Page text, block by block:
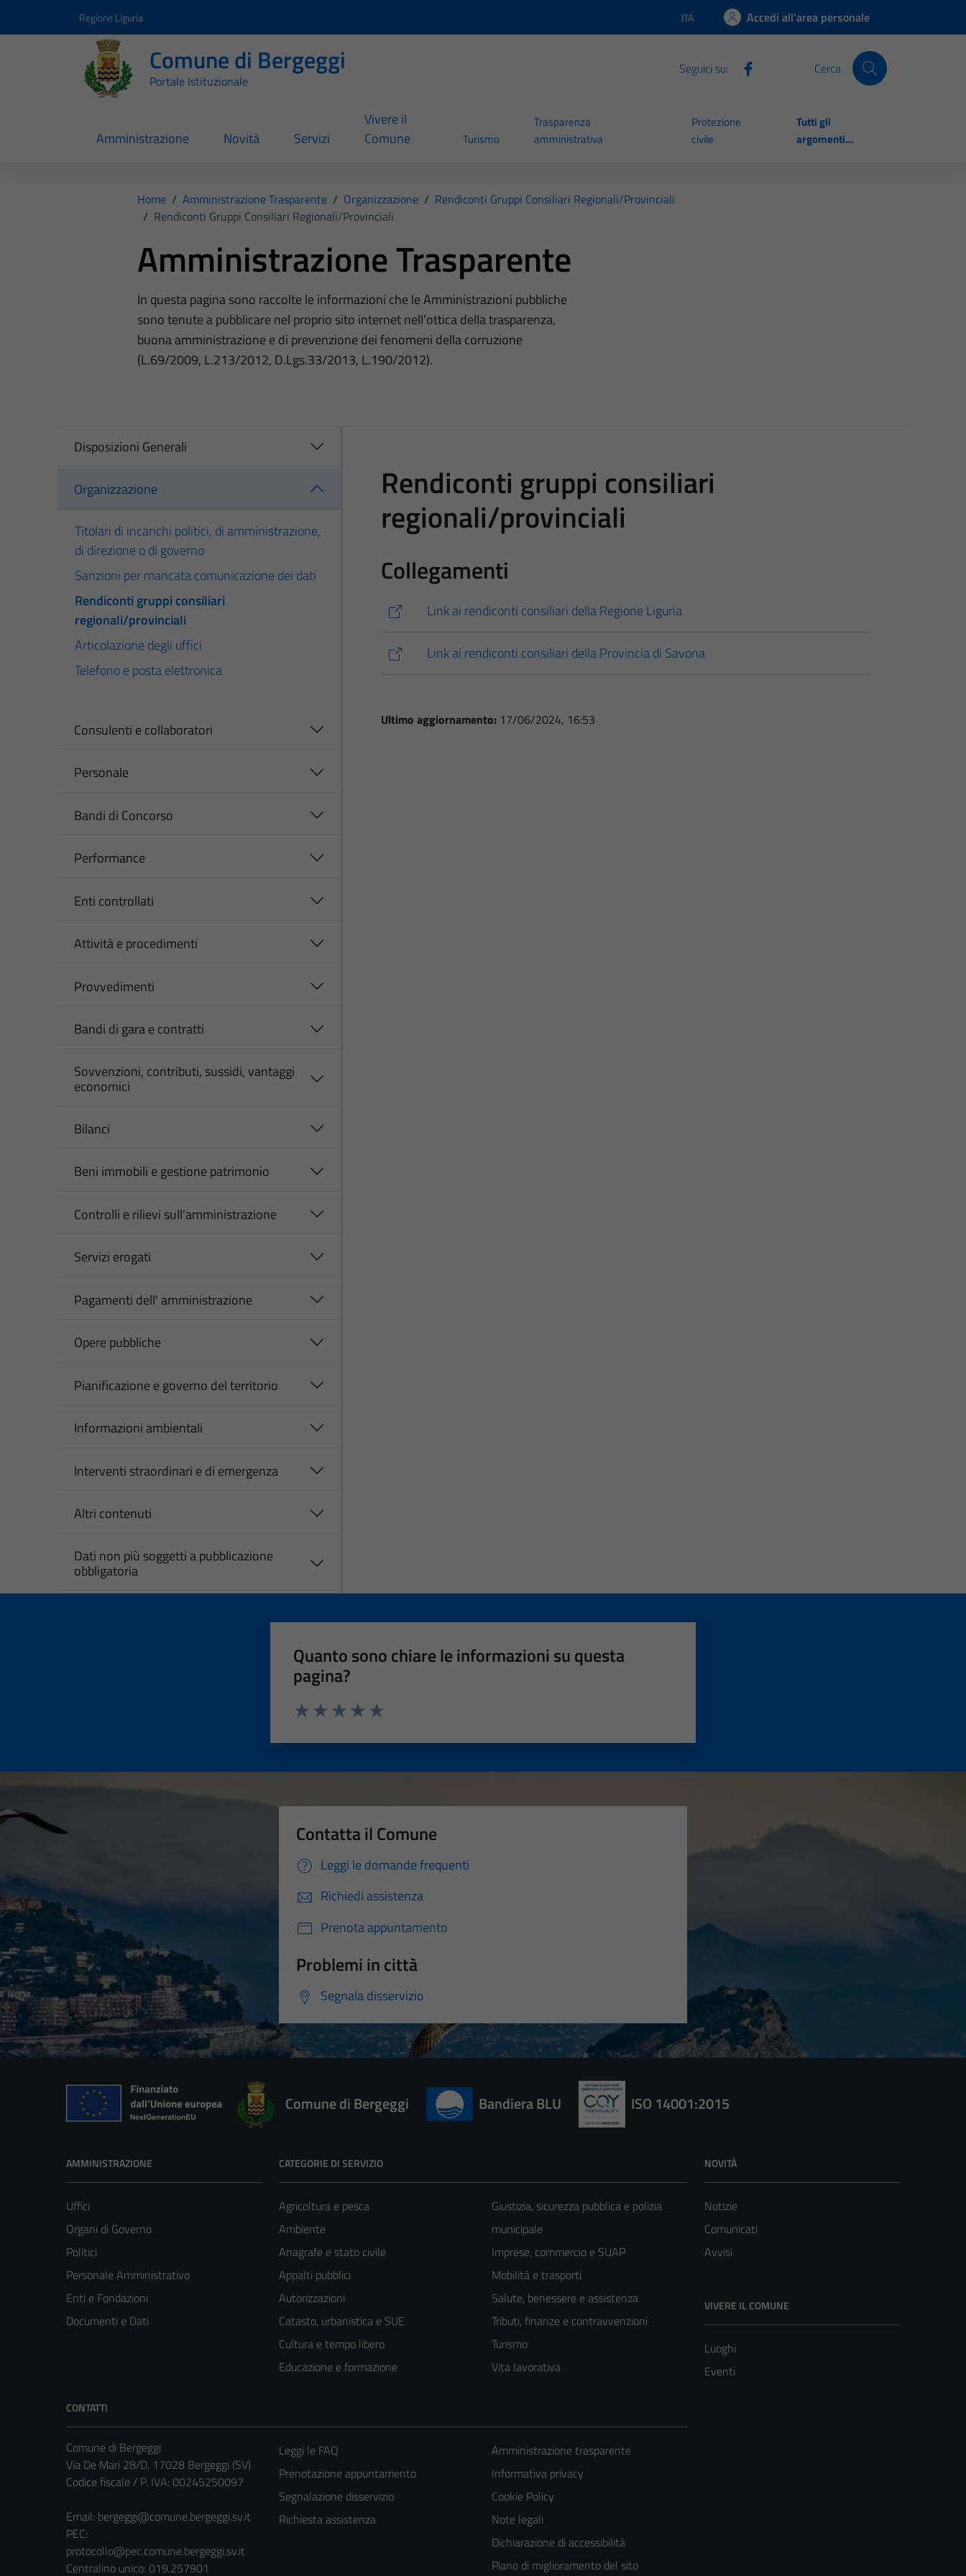
Regione Liguria Lingua attiva:
ITA Accedi all'area personale
Comune di Bergeggi
Portale Istituzionale
Seguici su: Cerca
Amministrazione Novità Servizi
Vivere il
Comune
Turismo
Trasparenza
amministrativa
Protezione
civile
Tutti gli
argomenti...
Home / Amministrazione Trasparente / Organizzazione / Rendiconti Gruppi Consiliari Regionali/provinciali
/ Rendiconti Gruppi Consiliari Regionali/provinciali
Amministrazione Trasparente
In questa pagina sono raccolte le informazioni che le Amministrazioni pubbliche
sono tenute a pubblicare nel proprio sito internet nell’ottica della trasparenza,
buona amministrazione e di prevenzione dei fenomeni della corruzione
(L.69/2009, L.213/2012, D.Lgs.33/2013, L.190/2012).
Disposizioni Generali
Organizzazione
Titolari di incarichi politici, di amministrazione,
di direzione o di governo
Sanzioni per mancata comunicazione dei dati
Rendiconti gruppi consiliari
regionali/provinciali
Articolazione degli uffici
Telefono e posta elettronica
Consulenti e collaboratori
Personale
Bandi di Concorso
Performance
Enti controllati
Attività e procedimenti
Provvedimenti
Bandi di gara e contratti
Sovvenzioni, contributi, sussidi, vantaggi
economici
Bilanci
Beni immobili e gestione patrimonio
Controlli e rilievi sull'amministrazione
Servizi erogati
Pagamenti dell' amministrazione
Opere pubbliche
Pianificazione e governo del territorio
Informazioni ambientali
Interventi straordinari e di emergenza
Altri contenuti
Dati non più soggetti a pubblicazione
obbligatoria
Rendiconti gruppi consiliari
regionali/provinciali
Collegamenti
Link ai rendiconti consiliari della Regione Liguria
Link ai rendiconti consiliari della Provincia di Savona
Ultimo aggiornamento: 17/06/2024, 16:53
Quanto sono chiare le informazioni su questa
pagina?
Contatta il Comune
Leggi le domande frequenti
Richiedi assistenza
Prenota appuntamento
Problemi in città
Segnala disservizio
Comune di Bergeggi Bandiera BLU ISO 14001:2015
AMMINISTRAZIONE
Uffici
Organi di Governo
Politici
Personale Amministrativo
Enti e Fondazioni
Documenti e Dati
CATEGORIE DI SERVIZIO
Agricoltura e pesca
Ambiente
Anagrafe e stato civile
Appalti pubblici
Autorizzazioni
Catasto, urbanistica e SUE
Cultura e tempo libero
Educazione e formazione
Giustizia, sicurezza pubblica e polizia
municipale
Imprese, commercio e SUAP
Mobilità e trasporti
Salute, benessere e assistenza
Tributi, finanze e contravvenzioni
Turismo
Vita lavorativa
NOVITÀ
Notizie
Comunicati
Avvisi
VIVERE IL COMUNE
Luoghi
Eventi
CONTATTI
Comune di Bergeggi
Via De Mari 28/D, 17028 Bergeggi (SV)
Codice fiscale / P. IVA: 00245250097
Email: bergeggi@comune.bergeggi.sv.it
PEC:
protocollo@pec.comune.bergeggi.sv.it
Centralino unico: 019.257901
Leggi le FAQ
Prenotazione appuntamento
Segnalazione disservizio
Richiesta assistenza
Amministrazione trasparente
Informativa privacy
Cookie Policy
Note legali
Dichiarazione di accessibilità
Piano di miglioramento del sito
Tecnici
Questi cookie
sono necessari
per il
funzionamento